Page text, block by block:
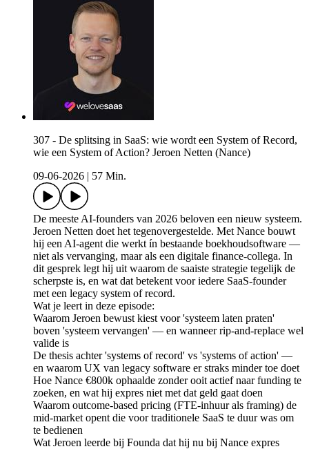
307 - De splitsing in SaaS: wie wordt een System of Record,
wie een System of Action? Jeroen Netten (Nance)
09-06-2026
57 Min.
De meeste AI-founders van 2026 beloven een nieuw systeem.
Jeroen Netten doet het tegenovergestelde. Met Nance bouwt
hij een AI-agent die werkt ín bestaande boekhoudsoftware —
niet als vervanging, maar als een digitale finance-collega. In
dit gesprek legt hij uit waarom de saaiste strategie tegelijk de
scherpste is, en wat dat betekent voor iedere SaaS-founder
met een legacy system of record.
Wat je leert in deze episode:
Waarom Jeroen bewust kiest voor 'systeem laten praten'
boven 'systeem vervangen' — en wanneer rip-and-replace wel
valide is
De thesis achter 'systems of record' vs 'systems of action' —
en waarom UX van legacy software er straks minder toe doet
Hoe Nance €800k ophaalde zonder ooit actief naar funding te
zoeken, en wat hij expres niet met dat geld gaat doen
Waarom outcome-based pricing (FTE-inhuur als framing) de
mid-market opent die voor traditionele SaaS te duur was om
te bedienen
Wat Jeroen leerde bij Founda dat hij nu bij Nance expres